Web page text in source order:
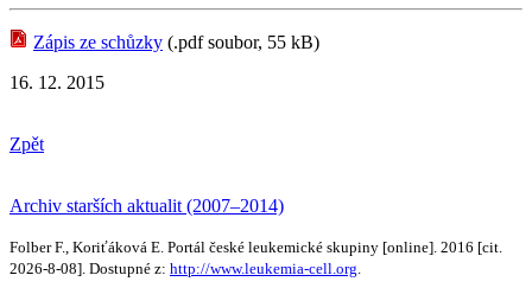
Zápis ze schůzky (.pdf soubor, 55 kB)
16. 12. 2015
Zpět
Archiv starších aktualit (2007–2014)
Folber F., Koriťáková E. Portál české leukemické skupiny [online]. 2016 [cit.
2026-8-08]. Dostupné z: http://www.leukemia-cell.org.